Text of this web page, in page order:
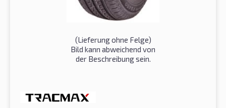
(Lieferung ohne Felge)
Bild kann abweichend von
der Beschreibung sein.